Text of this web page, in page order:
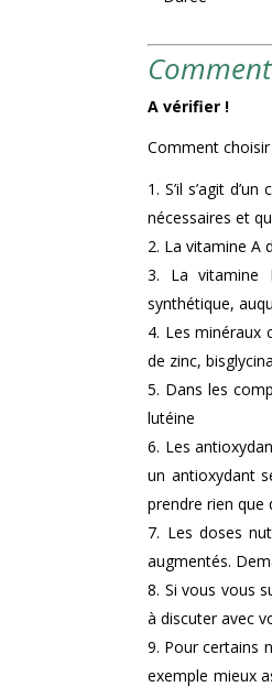
A vérifier !
Comment
S’il s’agit
nécessaires et
La vitamine A
La vitamine
synthétique,
Les minéraux
de zinc,
Dans les
lutéine
Les
un antioxydant
prendre rien que
Les doses
augmentés.
Si vous vous
à discuter avec
Pour certains
exemple mieux